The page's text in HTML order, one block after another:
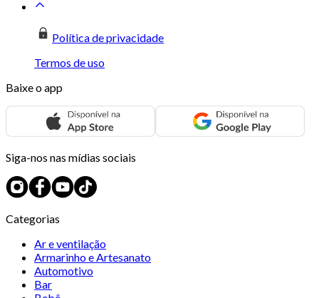
Política de privacidade
Termos de uso
Baixe o app
Siga-nos nas mídias sociais
Categorias
Ar e ventilação
Armarinho e Artesanato
Automotivo
Bar